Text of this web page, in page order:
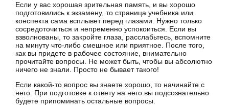
Если у вас хорошая зрительная память, и вы хорошо
подготовились к экзамену, то страница учебника или
конспекта сама всплывет перед глазами. Нужно только
сосредоточиться и непременно успокоиться. Если вы
взволнованы, то закройте глаза, расслабьтесь, вспомните
на минуту что-либо смешное или приятное. После того,
как вы придете в рабочее состояние, внимательно
прочитайте вопросы. Не может быть, чтобы вы абсолютно
ничего не знали. Просто не бывает такого!
Если какой-то вопрос вы знаете хорошо, то начинайте с
него. При подготовке к ответу на него вы подсознательно
будете припоминать остальные вопросы.